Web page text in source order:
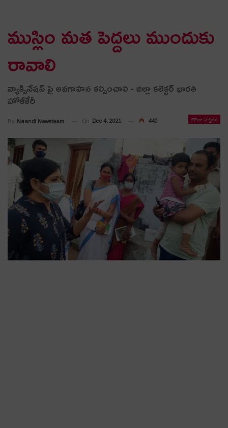
ముస్లిం మ‌త పెద్ద‌లు ముందుకు
రావాలి
వ్యాక్సినేష‌న్ పై అవ‌గాహ‌న క‌ల్పించాలి - జిల్లా క‌లెక్ట‌ర్ భార‌తి
హోళీకేరీ
తాజా వార్తలు
By Naandi Newsteam On Dec 4, 2021 440